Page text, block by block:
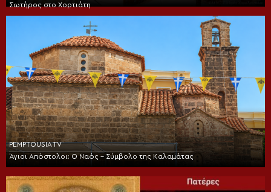
Σωτήρος στο Χορτιάτη
PEMPTOUSIA TV
Άγιοι Απόστολοι: Ο Ναός – Σύμβολο της Καλαμάτας